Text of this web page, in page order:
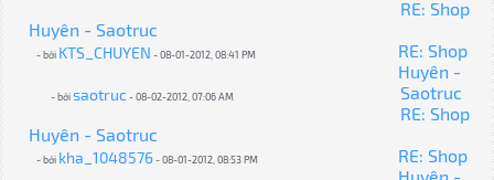
RE: Shop
Huyên - Saotruc
- bởi KTS_CHUYEN - 08-01-2012, 08:41 PM
RE: Shop
Huyên -
Saotruc
- bởisaotruc- 08-02-2012, 07:06 AM
RE: Shop
Huyên - Saotruc
- bởi kha_1048576- 08-01-2012, 08:53 PM
RE: Shop